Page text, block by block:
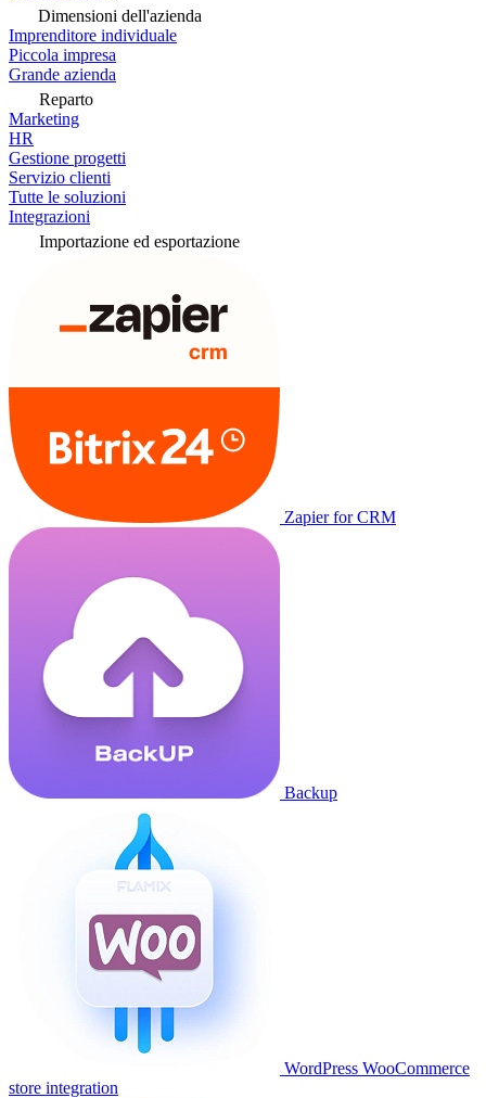
Dimensioni dell'azienda
Imprenditore individuale
Piccola impresa
Grande azienda
Reparto
Marketing
HR
Gestione progetti
Servizio clienti
Tutte le soluzioni
Integrazioni
Importazione ed esportazione
Zapier for CRM
Backup
WordPress WooCommerce
store integration